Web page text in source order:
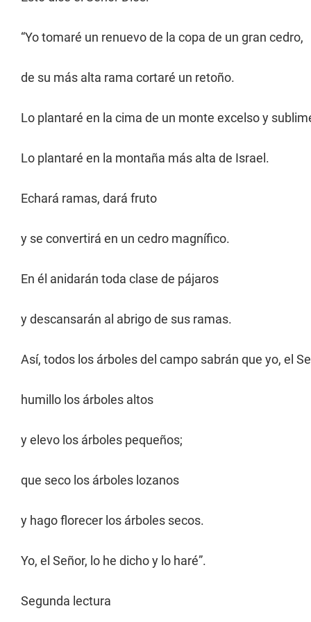
“Yo tomaré un renuevo de la copa de un gran cedro,
de su más alta rama cortaré un retoño.
Lo plantaré en la cima de un monte excelso y
Lo plantaré en la montaña más alta de Israel.
Echará ramas, dará fruto
y se convertirá en un cedro magnífico.
En él anidarán toda clase de pájaros
y descansarán al abrigo de sus ramas.
Así, todos los árboles del campo sabrán que yo, el
humillo los árboles altos
y elevo los árboles pequeños;
que seco los árboles lozanos
y hago florecer los árboles secos.
Yo, el Señor, lo he dicho y lo haré”.
Segunda lectura